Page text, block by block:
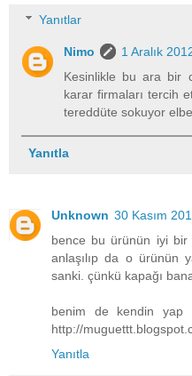
Yanıtlar
Nimo
1 Aralık
Kesinlikle bu ara bir
karar firmaları tercih
tereddüte sokuyor
Yanıtla
Unknown 30 Kasım
bence bu ürünün iyi bir
anlaşılıp da o ürünün
sanki. çünkü kapağı
benim de kendin yap
http://
Yanıtla